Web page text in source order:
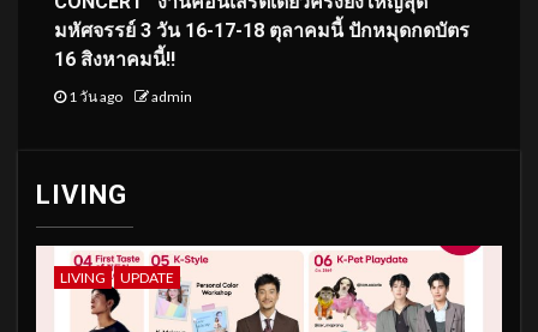
มหัศจรรย์ 3 วัน 16-17-18 ตุลาคมนี้ ปักหมุดกดบัตร
16 สิงหาคมนี้!!
1 วัน ago admin
LIVING
LIVING UPDATE